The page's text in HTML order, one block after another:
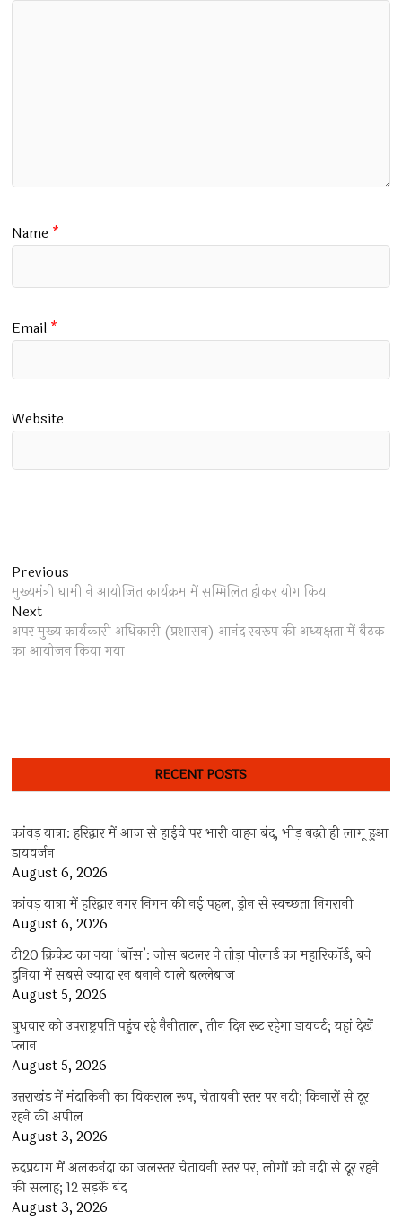
Name *
Email *
Website
Post
navigation
Previous
post:
मुख्यमंत्री धामी ने आयोजित कार्यक्रम में सम्मिलित होकर योग किया
NextNext
post:
अपर मुख्य कार्यकारी अधिकारी (प्रशासन) आनंद स्वरूप की अध्यक्षता में बैठक
का आयोजन किया गया
RECENT POSTS
कांवड़ यात्रा: हरिद्वार में आज से हाईवे पर भारी वाहन बंद, भीड़ बढ़ते ही लागू हुआ
डायवर्जन
August 6, 2026
कांवड़ यात्रा में हरिद्वार नगर निगम की नई पहल, ड्रोन से स्वच्छता निगरानी
August 6, 2026
टी20 क्रिकेट का नया ‘बॉस’: जोस बटलर ने तोड़ा पोलार्ड का महारिकॉर्ड, बने
दुनिया में सबसे ज्यादा रन बनाने वाले बल्लेबाज
August 5, 2026
बुधवार को उपराष्ट्रपति पहुंच रहे नैनीताल, तीन दिन रूट रहेगा डायवर्ट; यहां देखें
प्‍लान
August 5, 2026
उत्तराखंड में मंदाकिनी का विकराल रूप, चेतावनी स्तर पर नदी; किनारों से दूर
रहने की अपील
August 3, 2026
रुद्रप्रयाग में अलकनंदा का जलस्तर चेतावनी स्तर पर, लोगों को नदी से दूर रहने
की सलाह; 12 सड़कें बंद
August 3, 2026